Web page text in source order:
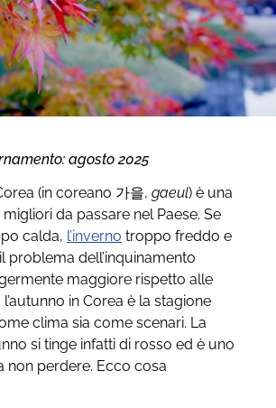
agosto 2025
(in coreano 가을, gaeul) è una
da passare nel Paese. Se
calda, l’inverno troppo freddo e
il problema dell’inquinamento
maggiore rispetto alle
in Corea è la stagione
clima sia come scenari. La
si tinge infatti di rosso ed è uno
non perdere. Ecco cosa